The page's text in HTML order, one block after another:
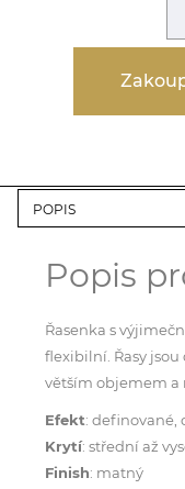
POPIS
Popis
Řasenka s
flexibilní. Řasy
větším objemem a
Efekt: definované,
Krytí: střední až
Finish: matný